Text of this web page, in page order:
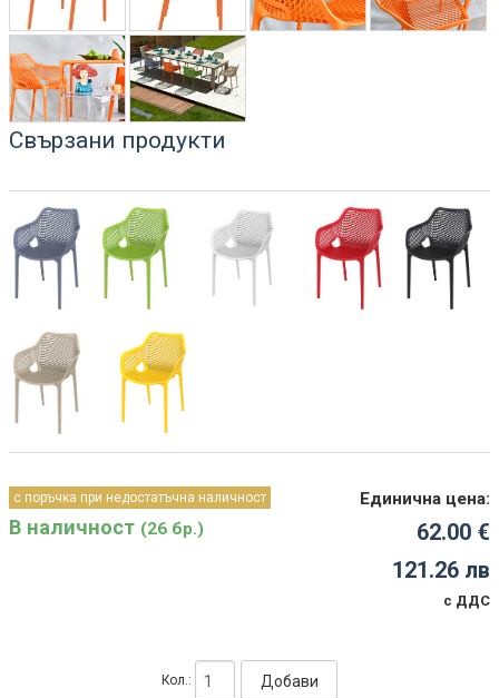
Свързани продукти
Единична цена:
62.00 €
121.26 лв
с ДДС
с поръчка при недостатъчна наличност
В наличност (26 бр.)
Кол.: Добави